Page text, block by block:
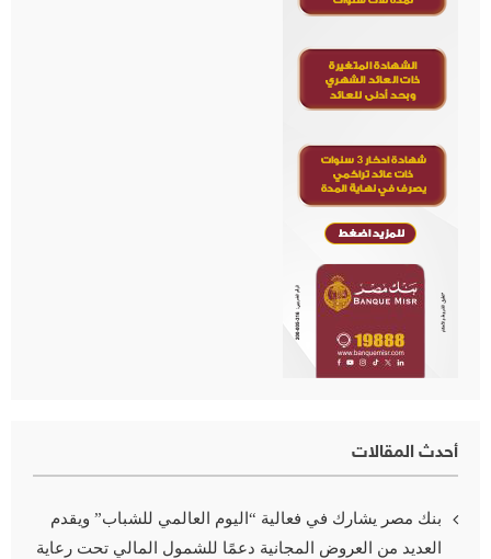
أحدث المقالات
بنك مصر يشارك في فعالية “اليوم العالمي للشباب” ويقدم
العديد من العروض المجانية دعمًا للشمول المالي تحت رعاية